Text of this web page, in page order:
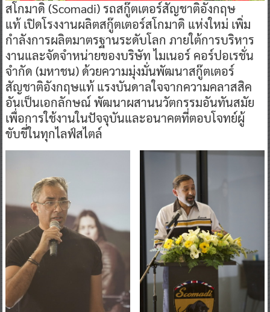
สโกมาดิ (Scomadi) รถสกู๊ตเตอร์สัญชาติอังกฤษ
แท้ เปิดโรงงานผลิตสกู๊ตเตอร์สโกมาดิ แห่งใหม่ เพิ่ม
กำลังการผลิตมาตรฐานระดับโลก ภายใต้การบริหาร
งานและจัดจำหน่ายของบริษัท ไมเนอร์ คอร์ปอเรชั่น
จำกัด (มหาชน) ด้วยความมุ่งมั่นพัฒนาสกู๊ตเตอร์
สัญชาติอังกฤษแท้ แรงบันดาลใจจากความคลาสสิค
อันเป็นเอกลักษณ์ พัฒนาผสานนวัตกรรมอันทันสมัย
เพื่อการใช้งานในปัจจุบันและอนาคตที่ตอบโจทย์ผู้
ขับขี่ในทุกไลฟ์สไตล์